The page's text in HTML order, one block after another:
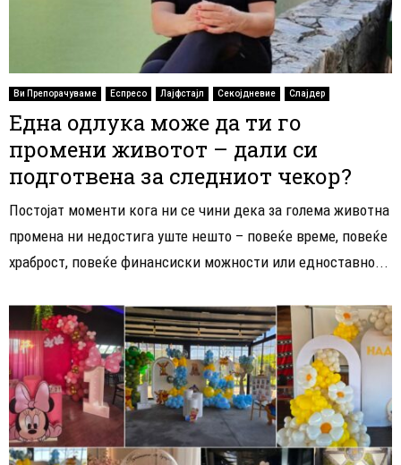
Ви Препорачуваме Еспресо Лајфстајл Секојдневие Слајдер
Една одлука може да ти го
промени животот – дали си
подготвена за следниот чекор?
Постојат моменти кога ни се чини дека за голема животна
промена ни недостига уште нешто – повеќе време, повеќе
храброст, повеќе финансиски можности или едноставно...